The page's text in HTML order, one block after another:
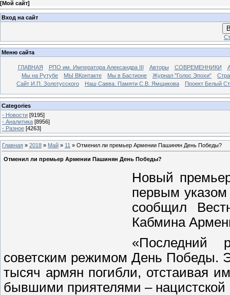
[Мой сайт]
Вход на сайт
Меню сайта
ГЛАВНАЯ РПО им. Императора Александра III Авторы СОВРЕМЕННИКИ
Мы на Рутубе
МЫ ВКонтакте Мы в Бастионе Журнал "Голос Эпохи"
Сайт И.П. Золотусского
Наш Савва. Памяти С.В. Ямщикова Проект Белый
Categories
- Новости [9195]
- Аналитика [8956]
- Разное [4263]
Главная » 2018 » Май » 11 » Отменил ли премьер Армении Пашинян День Победы?
Отменил ли премьер Армении Пашинян День Победы?
Новый
первым
сообщил
Кабмина
«Последний
советским режимом День Победы.
тысяч армян погибли, отстаивая
бывшими приятелями –